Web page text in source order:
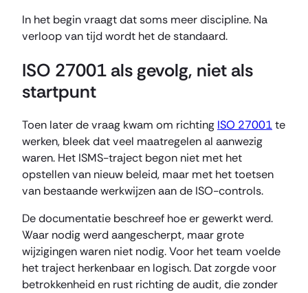
In het begin vraagt dat soms meer discipline. Na
verloop van tijd wordt het de standaard.
ISO 27001 als gevolg, niet als
startpunt
Toen later de vraag kwam om richting ISO 27001te
werken, bleek dat veel maatregelen al aanwezig
waren. Het ISMS-traject begon niet met het
opstellen van nieuw beleid, maar met het toetsen
van bestaande werkwijzen aan de ISO-controls.
De documentatie beschreef hoe er gewerkt werd.
Waar nodig werd aangescherpt, maar grote
wijzigingen waren niet nodig. Voor het team voelde
het traject herkenbaar en logisch. Dat zorgde voor
betrokkenheid en rust richting de audit, die zonder